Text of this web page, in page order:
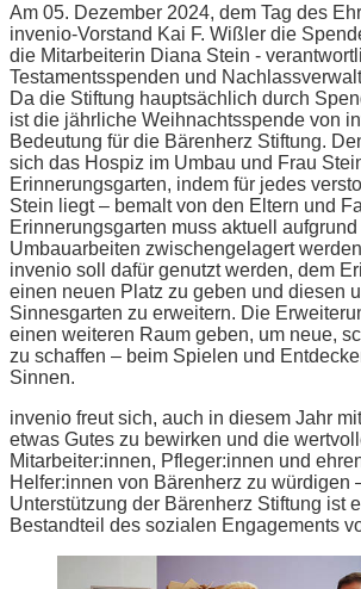
Am 05. Dezember 2024, dem Tag des
invenio-Vorstand Kai F. Wißler die
die Mitarbeiterin Diana Stein -
Testamentsspenden und
Da die Stiftung hauptsächlich durch
ist die jährliche Weihnachtsspende von
Bedeutung für die Bärenherz Stiftung.
sich das Hospiz im Umbau und Frau
Erinnerungsgarten, indem für jedes
Stein liegt – bemalt von den Eltern und
Erinnerungsgarten muss aktuell aufgrund
Umbauarbeiten zwischengelagert
invenio soll dafür genutzt werden, dem
einen neuen Platz zu geben und diesen
Sinnesgarten zu erweitern. Die
einen weiteren Raum geben, um neue,
zu schaffen – beim Spielen und
Sinnen.
invenio freut sich, auch in diesem Jahr
etwas Gutes zu bewirken und die
Mitarbeiter:innen, Pfleger:innen und
Helfer:innen von Bärenherz zu würdigen
Unterstützung der Bärenherz Stiftung ist
Bestandteil des sozialen Engagements